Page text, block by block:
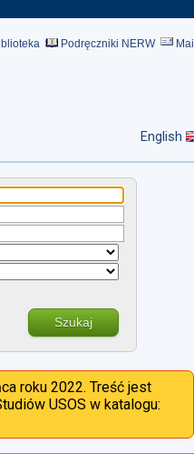
Podręczniki NERW Mail
English
Szukaj
roku 2022. Treść jest
USOS w katalogu: